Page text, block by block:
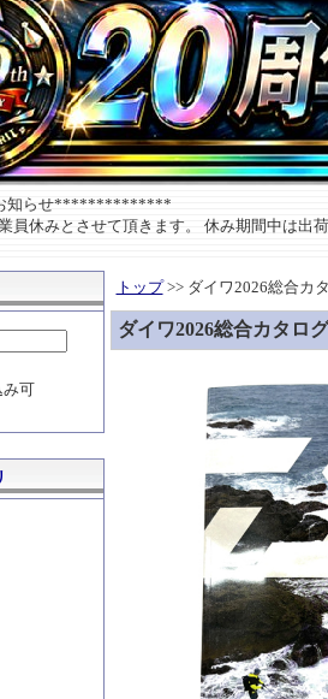
知らせ**************
員休みとさせて頂きます。 休み期間中は出
み可
トップ>> ダイワ2026総合カ
ダイワ2026総合カタログ